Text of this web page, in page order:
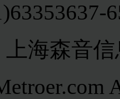
上海森音